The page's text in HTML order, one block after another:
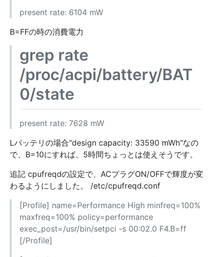
present rate: 6104 mW
B=FFの時の消費電力
grep rate
/proc/acpi/battery/BAT
0/state
present rate: 7628 mW
Lバッテリの場合"design capacity: 33590 mWh"なの
で、B=10にすれば、5時間ちょっとは使えそうです。
追記 cpufreqdの設定で、ACプラグON/OFFで輝度が変
わるようにしました。 /etc/cpufreqd.conf
[Profile] name=Performance High minfreq=100%
maxfreq=100% policy=performance
exec_post=/usr/bin/setpci -s 00:02.0 F4.B=ff
[/Profile]